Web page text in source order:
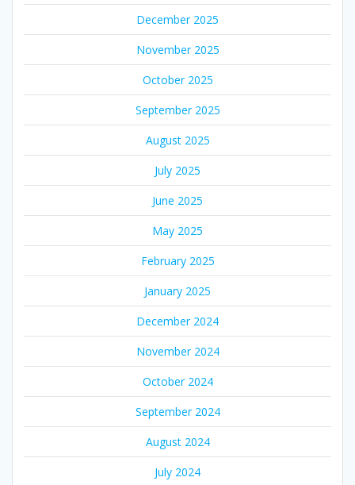
December 2025
November 2025
October 2025
September 2025
August 2025
July 2025
June 2025
May 2025
February 2025
January 2025
December 2024
November 2024
October 2024
September 2024
August 2024
July 2024